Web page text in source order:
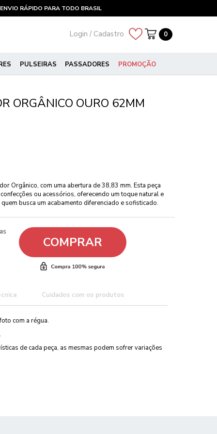
ENVIO RÁPIDO PARA TODO BRASIL
Login / Cadastro 0
PULSEIRAS PASSADORES PROMOÇÃO
ORGÂNICO OURO 62MM
Orgânico, com uma abertura de 38,83 mm. Esta peça
ou acessórios, oferecendo um toque natural e
busca um acabamento diferenciado e sofisticado.
COMPRAR
Cuidados com os produtos
com a régua.
de cada peça, as mesmas podem sofrer variações